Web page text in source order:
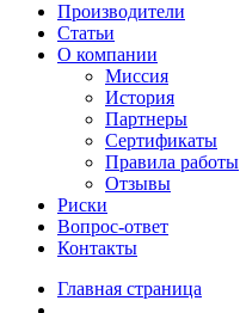
Производители
Статьи
О компании
Миссия
История
Партнеры
Сертификаты
Правила работы
Отзывы
Риски
Вопрос-ответ
Контакты
Главная страница